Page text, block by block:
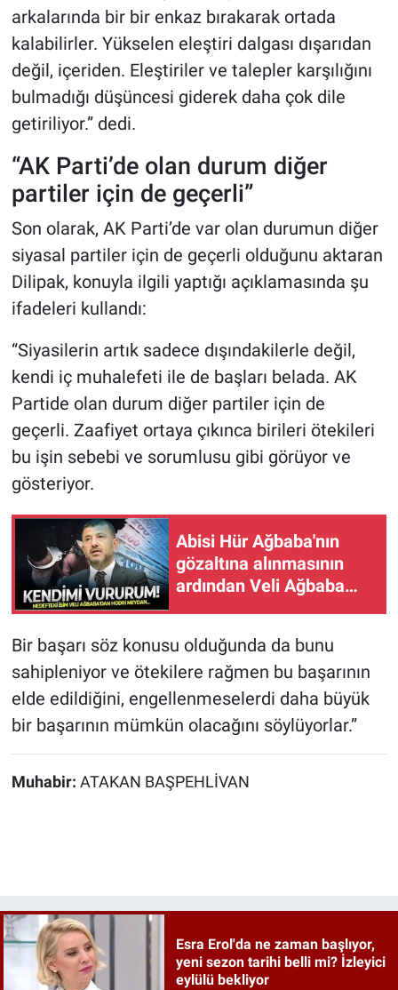
arkalarında bir bir enkaz bırakarak ortada
kalabilirler. Yükselen eleştiri dalgası dışarıdan
değil, içeriden. Eleştiriler ve talepler karşılığını
bulmadığı düşüncesi giderek daha çok dile
getiriliyor.” dedi.
“AK Parti’de olan durum diğer
partiler için de geçerli”
Son olarak, AK Parti’de var olan durumun diğer
siyasal partiler için de geçerli olduğunu aktaran
Dilipak, konuyla ilgili yaptığı açıklamasında şu
ifadeleri kullandı:
“Siyasilerin artık sadece dışındakilerle değil,
kendi iç muhalefeti ile de başları belada. AK
Partide olan durum diğer partiler için de
geçerli. Zaafiyet ortaya çıkınca birileri ötekileri
bu işin sebebi ve sorumlusu gibi görüyor ve
gösteriyor.
Abisi Hür Ağbaba'nın
gözaltına alınmasının
ardından Veli Ağbaba
suç kanıtı varsa kendimi
vururum
Bir başarı söz konusu olduğunda da bunu
sahipleniyor ve ötekilere rağmen bu başarının
elde edildiğini, engellenmeselerdi daha büyük
bir başarının mümkün olacağını söylüyorlar.”
Muhabir: ATAKAN BAŞPEHLİVAN
Esra Erol'da ne zaman başlıyor,
yeni sezon tarihi belli mi? İzleyici
eylülü bekliyor